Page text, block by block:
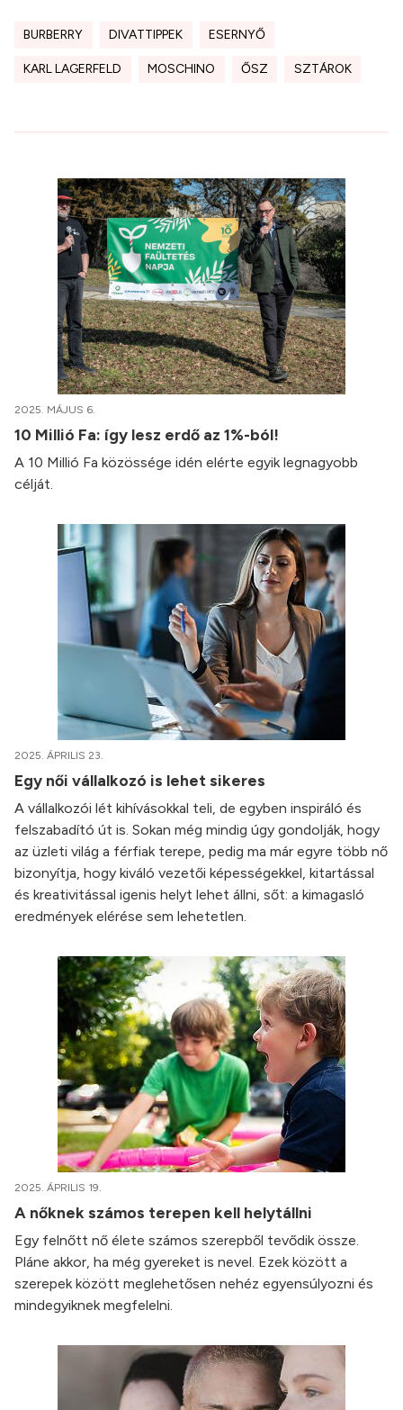
BURBERRY DIVATTIPPEK ESERNYŐ
KARL LAGERFELD MOSCHINO ŐSZ SZTÁROK
2025. MÁJUS 6.
10 Millió Fa: így lesz erdő az 1%-ból!
A 10 Millió Fa közössége idén elérte egyik legnagyobb
célját.
2025. ÁPRILIS 23.
Egy női vállalkozó is lehet sikeres
A vállalkozói lét kihívásokkal teli, de egyben inspiráló és
felszabadító út is. Sokan még mindig úgy gondolják, hogy
az üzleti világ a férfiak terepe, pedig ma már egyre több nő
bizonyítja, hogy kiváló vezetői képességekkel, kitartással
és kreativitással igenis helyt lehet állni, sőt: a kimagasló
eredmények elérése sem lehetetlen.
2025. ÁPRILIS 19.
A nőknek számos terepen kell helytállni
Egy felnőtt nő élete számos szerepből tevődik össze.
Pláne akkor, ha még gyereket is nevel. Ezek között a
szerepek között meglehetősen nehéz egyensúlyozni és
mindegyiknek megfelelni.